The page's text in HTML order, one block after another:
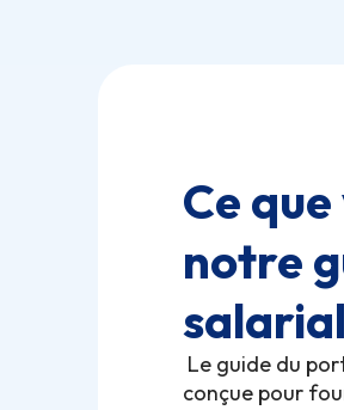
Ce
notre
salarial
Le guide du
conçue pour